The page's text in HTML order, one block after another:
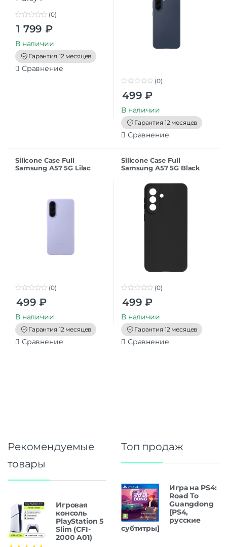
t
o
f
5
(0)
1 799 ₽
В наличии
Гарантия 12 месяцев
Сравнение
o
t
o
f
5
(0)
499 ₽
В наличии
Гарантия 12 месяцев
Сравнение
Silicone Case Full
Samsung A57 5G Lilac
o
t
o
f
5
(0)
499 ₽
В наличии
Гарантия 12 месяцев
Сравнение
Silicone Case Full
Samsung A57 5G Black
o
t
o
f
5
(0)
499 ₽
В наличии
Гарантия 12 месяцев
Сравнение
Рекомендуемые
товары
Игровая
консоль
PlayStation 5
Slim (CFI-
2000 A01)
Топ продаж
Игра на PS4:
Road To
Guangdong
[PS4,
русские
субтитры]